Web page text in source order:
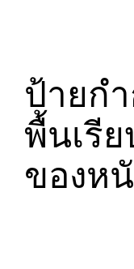
ป้ายก
พื้นเรี
ของห